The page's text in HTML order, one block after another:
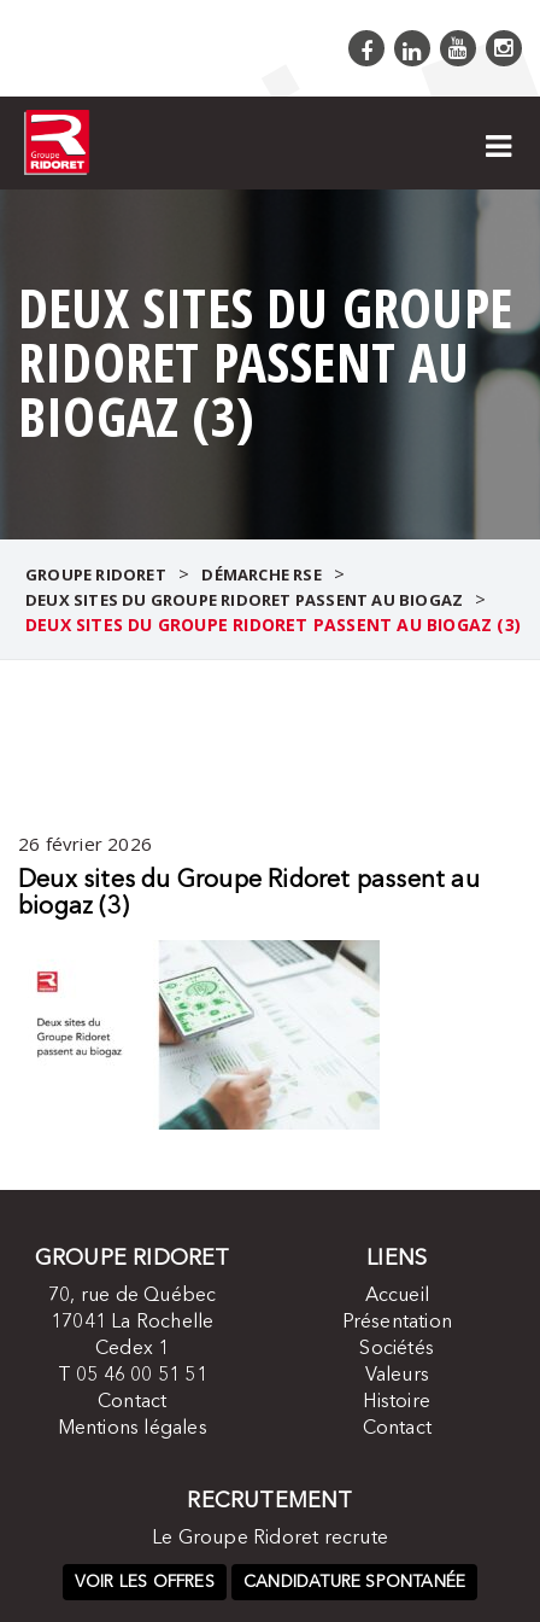
DEUX SITES DU GROUPE
RIDORET PASSENT AU
BIOGAZ (3)
GROUPE RIDORET > DÉMARCHE RSE >
DEUX SITES DU GROUPE RIDORET PASSENT AU BIOGAZ >
DEUX SITES DU GROUPE RIDORET PASSENT AU BIOGAZ (3)
26 février 2026
Deux sites du Groupe Ridoret passent au
biogaz (3)
GROUPE RIDORET
70, rue de Québec
17041 La Rochelle
Cedex 1
T 05 46 00 51 51
Contact
Mentions légales
LIENS
Accueil
Présentation
Sociétés
Valeurs
Histoire
Contact
RECRUTEMENT
Le Groupe Ridoret recrute
VOIR LES OFFRES CANDIDATURE SPONTANÉE